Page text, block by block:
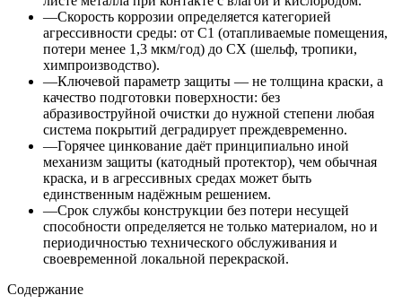
—Скорость коррозии определяется категорией
агрессивности среды: от C1 (отапливаемые помещения,
потери менее 1,3 мкм/год) до CX (шельф, тропики,
химпроизводство).
—Ключевой параметр защиты — не толщина краски, а
качество подготовки поверхности: без
абразивоструйной очистки до нужной степени любая
система покрытий деградирует преждевременно.
—Горячее цинкование даёт принципиально иной
механизм защиты (катодный протектор), чем обычная
краска, и в агрессивных средах может быть
единственным надёжным решением.
—Срок службы конструкции без потери несущей
способности определяется не только материалом, но и
периодичностью технического обслуживания и
своевременной локальной перекраской.
Содержание